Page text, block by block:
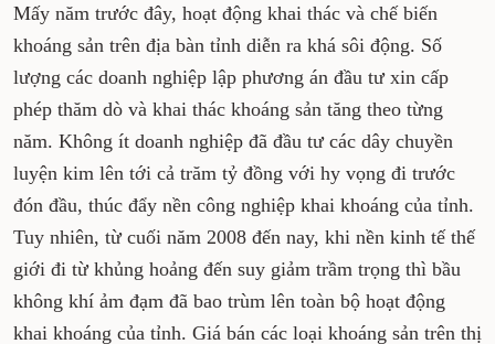
Mấy năm trước đây, hoạt động khai thác và chế biến
khoáng sản trên địa bàn tỉnh diễn ra khá sôi động. Số
lượng các doanh nghiệp lập phương án đầu tư xin cấp
phép thăm dò và khai thác khoáng sản tăng theo từng
năm. Không ít doanh nghiệp đã đầu tư các dây chuyền
luyện kim lên tới cả trăm tỷ đồng với hy vọng đi trước
đón đầu, thúc đẩy nền công nghiệp khai khoáng của tỉnh.
Tuy nhiên, từ cuối năm 2008 đến nay, khi nền kinh tế thế
giới đi từ khủng hoảng đến suy giảm trầm trọng thì bầu
không khí ảm đạm đã bao trùm lên toàn bộ hoạt động
khai khoáng của tỉnh. Giá bán các loại khoáng sản trên thị